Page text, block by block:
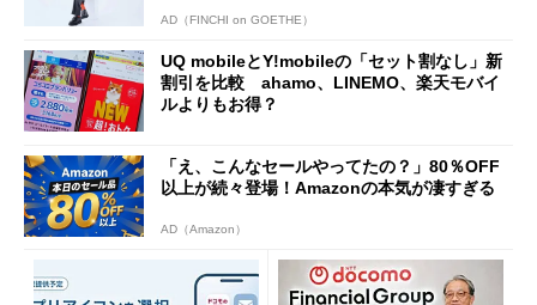
AD（FINCHI on GOETHE）
UQ mobileとY!mobileの「セット割なし」新
割引を比較 ahamo、LINEMO、楽天モバイ
ルよりもお得？
「え、こんなセールやってたの？」80％OFF
以上が続々登場！Amazonの本気が凄すぎる
AD（Amazon）